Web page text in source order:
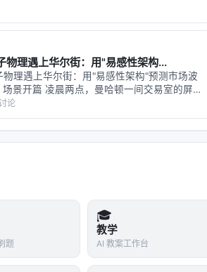
PC 操控 Agent 文档处理、
开源手机 Agent 框架 多模态屏
AutoGLM
关心以下文本模型：
GPT-5.6 Sol、Kimi K3 同时放进一台模拟售
里跑一年…
物理遇上华尔街：用"易感性架构...
物理遇上华尔街：用"易感性架构"预测市场波
景开篇 凌晨两点，曼哈顿一间交易室的屏幕
数突然从 15 跳到 28。波动率来了。 交易员
来会发生什么：市场会进入一种"状态切
静的随机游走变…
论
题
🎓
教学
AI 教案工作台